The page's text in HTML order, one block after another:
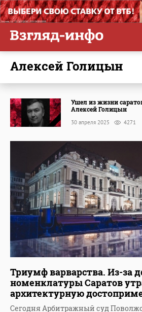
Алексей Голицын
Ушел из жизни
Алексей Голицын
30 апреля 2025 4271
Триумф варварства. Из-за
номенклатуры Саратов
архитектурную
Сегодня Арбитражный суд